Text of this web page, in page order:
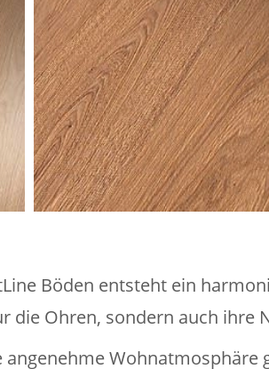
Böden entsteht ein
die Ohren, sondern auch ihre